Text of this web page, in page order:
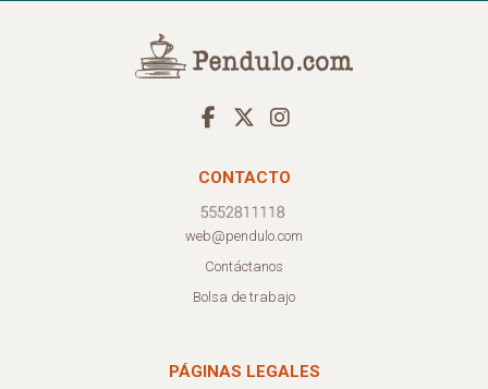
CONTACTO
web@pendulo.com
Contáctanos
Bolsa de trabajo
PÁGINAS LEGALES